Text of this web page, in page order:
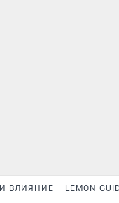
ВЛИЯНИЕ LEMON